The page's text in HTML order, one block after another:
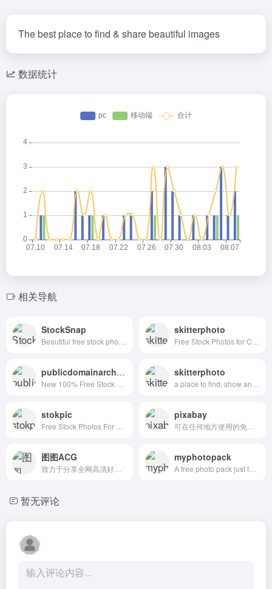
The best place to find & share beautiful images
数据统计
相关导航
StockSnap skitterphoto
publicdomainarchive skitterphoto
stokpic pixabay
图图ACG myphotopack
暂无评论